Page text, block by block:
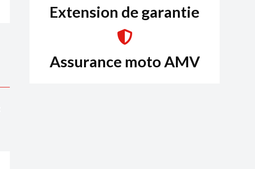
Extension de garantie
Assurance moto AMV